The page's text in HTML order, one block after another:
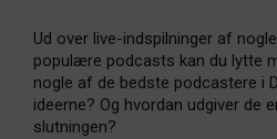
Ud over live-indspilninger af
populære podcasts kan du lytte
nogle af de bedste podcastere i
ideerne? Og hvordan udgiver de
slutningen?